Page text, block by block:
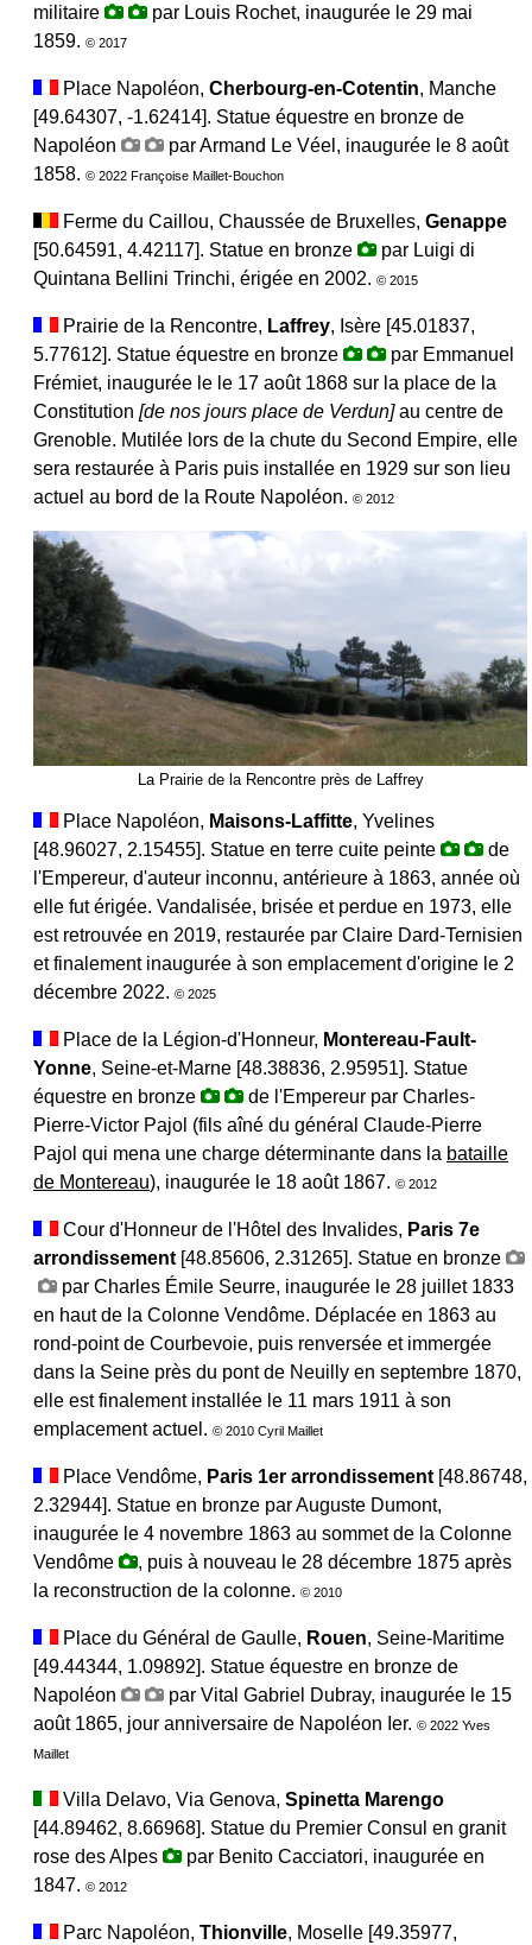
militaire
par Louis Rochet, inaugurée le 29 mai
1859. © 2017
Place Napoléon, Cherbourg-en-Cotentin, Manche
[49.64307, -1.62414]. Statue équestre en bronze de
Napoléon
par Armand Le Véel, inaugurée le 8 août
1858. © 2022 Françoise Maillet-Bouchon
Ferme du Caillou, Chaussée de Bruxelles, Genappe
[50.64591, 4.42117]. Statue en bronze
par Luigi di
Quintana Bellini Trinchi, érigée en 2002. © 2015
Prairie de la Rencontre, Laffrey, Isère [45.01837,
5.77612]. Statue équestre en bronze
par Emmanuel
Frémiet, inaugurée le le 17 août 1868 sur la place de la
Constitution [de nos jours place de Verdun]au centre de
Grenoble. Mutilée lors de la chute du Second Empire, elle
sera restaurée à Paris puis installée en 1929 sur son lieu
actuel au bord de la Route Napoléon. © 2012
La Prairie de la Rencontre près de Laffrey
Place Napoléon, Maisons-Laffitte, Yvelines
[48.96027, 2.15455]. Statue en terre cuite peinte
de
l'Empereur, d'auteur inconnu, antérieure à 1863, année où
elle fut érigée. Vandalisée, brisée et perdue en 1973, elle
est retrouvée en 2019, restaurée par Claire Dard-Ternisien
et finalement inaugurée à son emplacement d'origine le 2
décembre 2022. © 2025
Place de la Légion-d'Honneur, Montereau-Fault-
Yonne, Seine-et-Marne [48.38836, 2.95951]. Statue
équestre en bronze
de l'Empereur par Charles-
Pierre-Victor Pajol (fils aîné du général Claude-Pierre
Pajol qui mena une charge déterminante dans la bataille
de Montereau), inaugurée le 18 août 1867. © 2012
Cour d'Honneur de l'Hôtel des Invalides, Paris 7e
arrondissement [48.85606, 2.31265]. Statue en bronze
par Charles Émile Seurre, inaugurée le 28 juillet 1833
en haut de la Colonne Vendôme. Déplacée en 1863 au
rond-point de Courbevoie, puis renversée et immergée
dans la Seine près du pont de Neuilly en septembre 1870,
elle est finalement installée le 11 mars 1911 à son
emplacement actuel. © 2010 Cyril Maillet
Place Vendôme, Paris 1er arrondissement [48.86748,
2.32944]. Statue en bronze par Auguste Dumont,
inaugurée le 4 novembre 1863 au sommet de la Colonne
Vendôme
, puis à nouveau le 28 décembre 1875 après
la reconstruction de la colonne. © 2010
Place du Général de Gaulle, Rouen, Seine-Maritime
[49.44344, 1.09892]. Statue équestre en bronze de
Napoléon
par Vital Gabriel Dubray, inaugurée le 15
août 1865, jour anniversaire de Napoléon Ier. © 2022 Yves
Maillet
Villa Delavo, Via Genova, Spinetta Marengo
[44.89462, 8.66968]. Statue du Premier Consul en granit
rose des Alpes
par Benito Cacciatori, inaugurée en
1847. © 2012
Parc Napoléon, Thionville, Moselle [49.35977,